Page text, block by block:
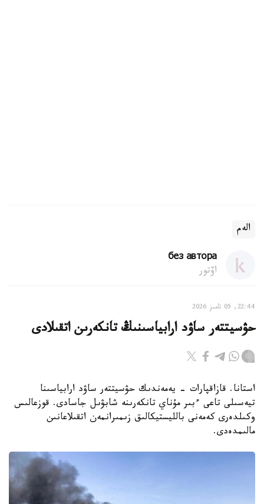
الەم
без автора
اۆتور
22:44, 05 تامىز 2026
حۋسيتتەر ساۋد ارابياسىنىڭ تانكەرىن اتقىلادى
استانا. قازاقپارات - يەمەندىك حۋسيتتەر ساۋد ارابياسىنا
تيەسىلى تاعى ءبىر مۇناي تانكەرىنە شابۋىل جاسادى. قوزعالىس
وكىلدەرى كەمەنى بالليستيكالىق زىمىرانمەن اتقىلاعانىن
مالىمدەدى.